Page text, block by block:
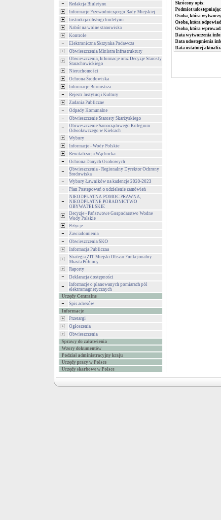
Redakcja Biuletynu
Informacje Przewodniczącego Rady Miejskiej
Instrukcja obsługi biuletynu
Nabór na wolne stanowiska
Kontrole
Elektroniczna Skrzynka Podawcza
Obwieszczenia Ministra Infrastruktury
Obwieszczenia, Informacje oraz Decyzje Starosty
Starachowickiego
Nieruchomości
Ochrona Środowiska
Informacje Burmistrza
Rejestr Instytucji Kultury
Zadania Publiczne
Odpady Komunalne
Obwieszczenie Starosty Skarżyskiego
Obiweszczenie Samorządowego Kolegium
Odwoławczego w Kielcach
Wybory
Informacje - Wody Polskie
Rewitalizacja Wąchocka
Ochrona Danych Osobowych
Obwieszczenia - Regionalny Dyrektor Ochrony
Środowiska
Wybory Ławników na kadencje 2020-2023
Plan Postępowań o udzielenie zamówień
NIEODPŁATNA POMOC PRAWNA,
NIEODPŁATNE PORADNICTWO
OBYWATELSKIE
Decyzje - Państwowe Gospodarstwo Wodne
Wody Polskie
Petycje
Zawiadomienia
Obwieszczenia SKO
Informacja Publiczna
Strategia ZIT Miejski Obszar Funkcjonalny
Miasta Północy
Raporty
Deklaracja dostępności
Informacje o planowanych pomiarach pól
elektromagnetycznych
Urzędy Centralne
Spis adresów
Informacje
Przetargi
Ogłoszenia
Obwieszczenia
Sprawy do załatwienia
Wzory dokumentów
Podział administracyjny kraju
Urzędy pracy w Polsce
Urzędy skarbowe w Polsce
Skrócony opis:
Podmiot
Osoba, która
Osoba, która
Osoba, która
Data wytworzenia
Data udostępnienia
Data ostatniej